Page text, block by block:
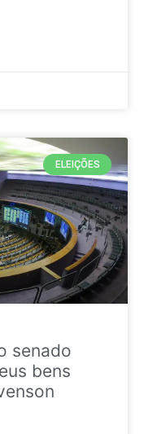
ELEIÇÕES
senado
bens